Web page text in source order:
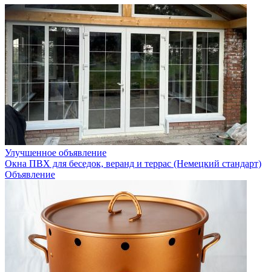
Улучшенное объявление
Окна ПВХ для беседок, веранд и террас (Немецкий стандарт)
Объявление